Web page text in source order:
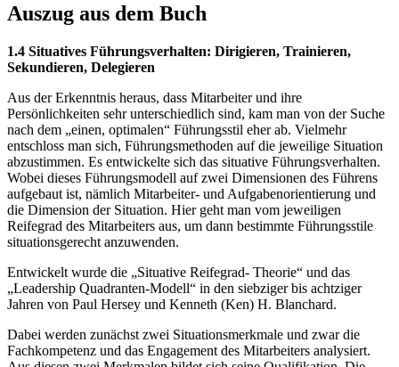
Auszug aus dem Buch
1.4 Situatives Führungsverhalten: Dirigieren, Trainieren,
Sekundieren, Delegieren
Aus der Erkenntnis heraus, dass Mitarbeiter und ihre
Persönlichkeiten sehr unterschiedlich sind, kam man von der Suche
nach dem „einen, optimalen“ Führungsstil eher ab. Vielmehr
entschloss man sich, Führungsmethoden auf die jeweilige Situation
abzustimmen. Es entwickelte sich das situative Führungsverhalten.
Wobei dieses Führungsmodell auf zwei Dimensionen des Führens
aufgebaut ist, nämlich Mitarbeiter- und Aufgabenorientierung und
die Dimension der Situation. Hier geht man vom jeweiligen
Reifegrad des Mitarbeiters aus, um dann bestimmte Führungsstile
situationsgerecht anzuwenden.
Entwickelt wurde die „Situative Reifegrad- Theorie“ und das
„Leadership Quadranten-Modell“ in den siebziger bis achtziger
Jahren von Paul Hersey und Kenneth (Ken) H. Blanchard.
Dabei werden zunächst zwei Situationsmerkmale und zwar die
Fachkompetenz und das Engagement des Mitarbeiters analysiert.